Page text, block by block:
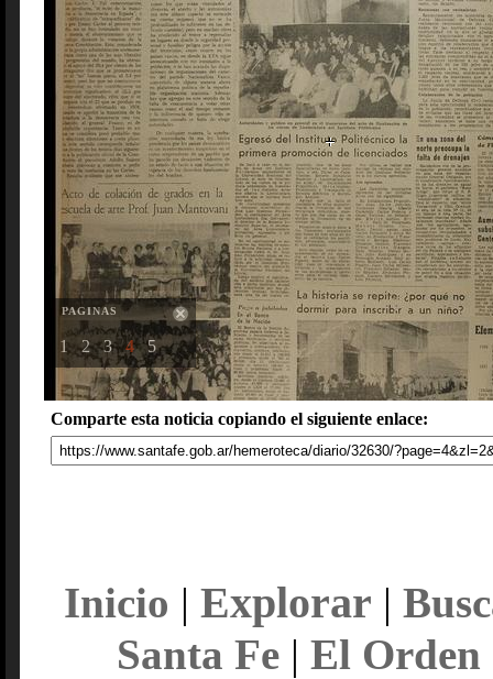
PAGINAS
1 2 3 4 5
Comparte esta noticia copiando el siguiente enlace:
Inicio | Explorar |
Santa Fe| El Orden